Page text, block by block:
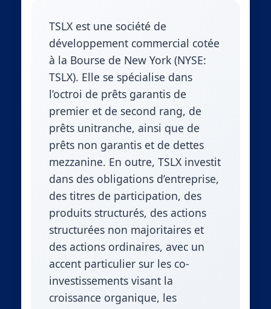
TSLX est une société de
développement commercial cotée
à la Bourse de New York (NYSE:
TSLX). Elle se spécialise dans
l’octroi de prêts garantis de
premier et de second rang, de
prêts unitranche, ainsi que de
prêts non garantis et de dettes
mezzanine. En outre, TSLX investit
dans des obligations d’entreprise,
des titres de participation, des
produits structurés, des actions
structurées non majoritaires et
des actions ordinaires, avec un
accent particulier sur les co-
investissements visant la
croissance organique, les